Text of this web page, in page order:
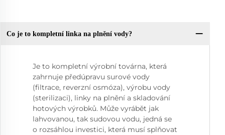
Co je to kompletní linka na plnění vody?
Je to kompletní výrobní továrna, která
zahrnuje předúpravu surové vody
(filtrace, reverzní osmóza), výrobu vody
(sterilizaci), linky na plnění a skladování
hotových výrobků. Může vyrábět jak
lahvovanou, tak sudovou vodu, jedná se
o rozsáhlou investici, která musí splňovat